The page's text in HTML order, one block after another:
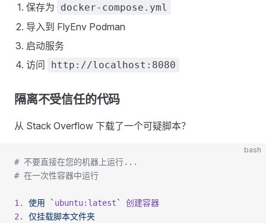
保存为 docker-compose.yml
导入到 FlyEnv Podman
启动服务
访问
http://localhost:8080
隔离不受信任的代码
从 Stack Overflow 下载了一个可疑脚本？
bash
# 不要直接在您的机器上运行...
# 在一次性容器中运行
1. 使用 ` ubuntu:latest `
创建容器
2.
仅挂载脚本文件夹